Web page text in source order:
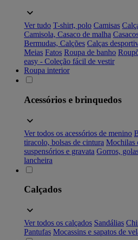
Ver tudo T-shirt, polo Camisas
Camisola, Casaco de malha
Bermudas, Calções Calças
Meias Fatos Roupa de banho
easy - Coleção fácil de vestir
Roupa interior
Acessórios e brinquedos
Ver todos os acessórios de menino
tiracolo, bolsas de cintura Mochilas
suspensórios e gravata Gorros,
lancheira
Calçados
Ver todos os calçados Sandálias
Pantufas Mocassins e sapatos de